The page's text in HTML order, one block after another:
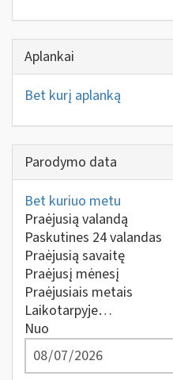
Aplankai
Bet kurį aplanką
Parodymo data
Bet kuriuo metu
Praėjusią valandą
Paskutines 24 valandas
Praėjusią savaitę
Praėjusį mėnesį
Praėjusiais metais
Laikotarpyje…
Nuo